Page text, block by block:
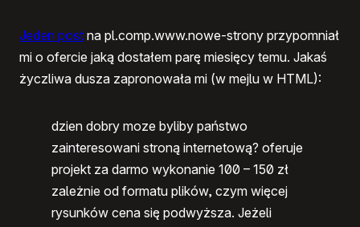
Jeden post na pl.comp.www.nowe-strony przypomniał
mi o ofercie jaką dostałem parę miesięcy temu. Jakaś
życzliwa dusza zapronowała mi (w mejlu w HTML):
dzien dobry moze byliby państwo
zainteresowani stroną internetową? oferuje
projekt za darmo wykonanie 100 – 150 zł
zależnie od formatu plików, czym więcej
rysunków cena się podwyższa. Jeżeli